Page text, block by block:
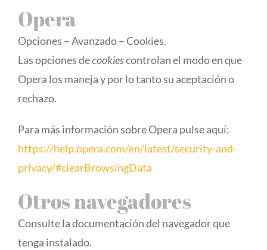
Opera
Opciones – Avanzado – Cookies.
Las opciones decookiescontrolan el modo en que
Opera los maneja y por lo tanto su aceptación o
rechazo.
Para más información sobre Opera pulse aquí:
https://help.opera.com/en/latest/security-and-
privacy/#clearBrowsingData
Otros navegadores
Consulte la documentación del navegador que
tenga instalado.